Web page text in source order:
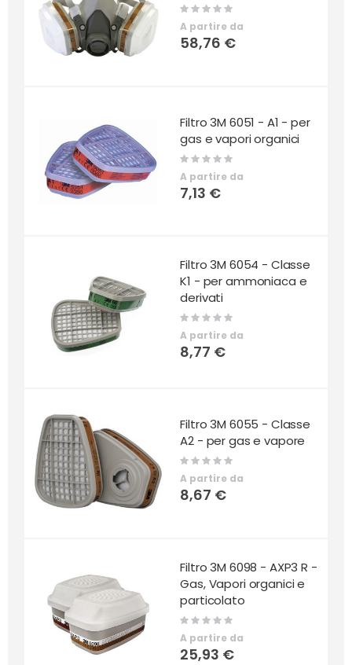
Rating:
A partire da
58,76 €
Filtro 3M 6051 - A1 - per
gas e vapori organici
Rating:
0%
A partire da
7,13 €
Filtro 3M 6054 - Classe
K1 - per ammoniaca e
derivati
Rating:
A partire da
8,77 €
Filtro 3M 6055 - Classe
A2 - per gas e vapore
Rating:
0%
A partire da
8,67 €
Filtro 3M 6098 - AXP3 R -
Gas, Vapori organici e
particolato
Rating:
0%
A partire da
25,93 €